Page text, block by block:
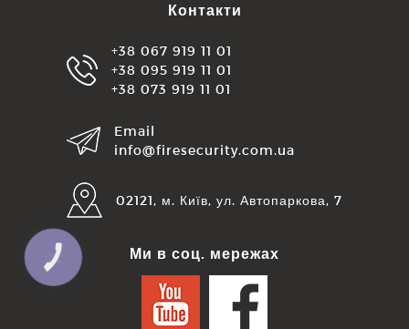
Контакти
+38 067 919 11 01
+38 095 919 11 01
+38 073 919 11 01
Email
info@firesecurity.com.ua
02121, м. Київ, ул. Автопаркова, 7
Ми в соц. мережах
КНОПКА
ЗВ'ЯЗКУ